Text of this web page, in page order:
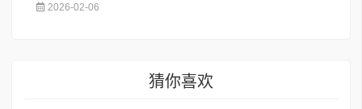
2026-02-06
猜你喜欢